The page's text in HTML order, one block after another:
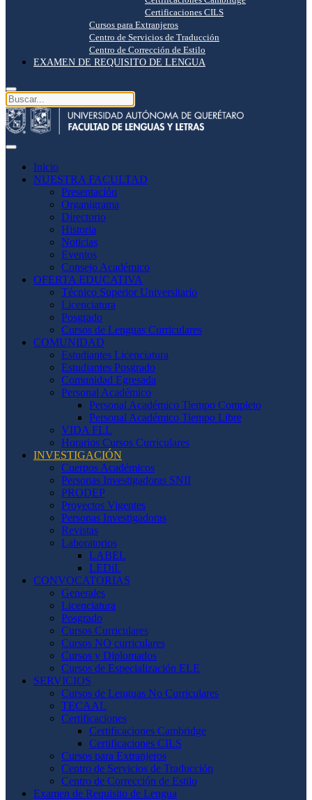
Certificaciones CILS
Cursos para Extranjeros
Centro de Servicios de Traducción
Centro de Corrección de Estilo
EXAMEN DE REQUISITO DE LENGUA
Inicio
NUESTRA FACULTAD
Presentación
Organigrama
Directorio
Historia
Noticias
Eventos
Consejo Académico
OFERTA EDUCATIVA
Técnico Superior Universitario
Licenciatura
Posgrado
Cursos de Lenguas Curriculares
COMUNIDAD
Estudiantes Licenciatura
Estudiantes Posgrado
Comunidad Egresada
Personal Académico
Personal Académico Tiempo Completo
Personal Académico Tiempo Libre
VIDA FLL
Horarios Cursos Curriculares
INVESTIGACIÓN
Cuerpos Académicos
Personas Investigadoras SNII
PRODEP
Proyectos Vigentes
Personas Investigadoras
Revistas
Laboratorios
LABEL
LEDiL
CONVOCATORIAS
Generales
Licenciatura
Posgrado
Cursos Curriculares
Cursos NO curriculares
Cursos y Diplomados
Cursos de Especialización ELE
SERVICIOS
Cursos de Lenguas No Curriculares
TECAAL
Certificaciones
Certificaciones Cambridge
Certificaciones CILS
Cursos para Extranjeros
Centro de Servicios de Traducción
Centro de Corrección de Estilo
Examen de Requisito de Lengua